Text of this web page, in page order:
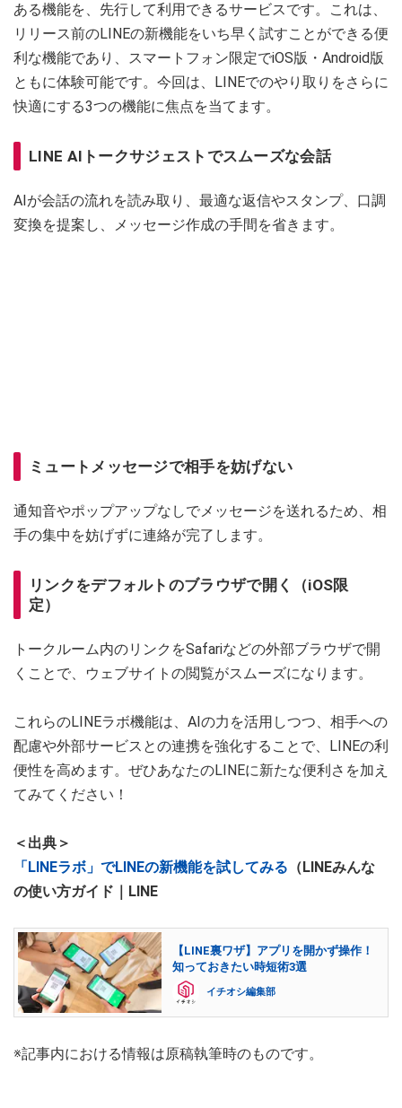
ある機能を、先行して利用できるサービスです。これは、
リリース前のLINEの新機能をいち早く試すことができる便
利な機能であり、スマートフォン限定でiOS版・Android版
ともに体験可能です。今回は、LINEでのやり取りをさらに
快適にする3つの機能に焦点を当てます。
LINE AIトークサジェストでスムーズな会話
AIが会話の流れを読み取り、最適な返信やスタンプ、口調
変換を提案し、メッセージ作成の手間を省きます。
ミュートメッセージで相手を妨げない
通知音やポップアップなしでメッセージを送れるため、相
手の集中を妨げずに連絡が完了します。
リンクをデフォルトのブラウザで開く（iOS限
定）
トークルーム内のリンクをSafariなどの外部ブラウザで開
くことで、ウェブサイトの閲覧がスムーズになります。
これらのLINEラボ機能は、AIの力を活用しつつ、相手への
配慮や外部サービスとの連携を強化することで、LINEの利
便性を高めます。ぜひあなたのLINEに新たな便利さを加え
てみてください！
＜出典＞
「LINEラボ」でLINEの新機能を試してみる （LINEみんな
の使い方ガイド｜LINE
【LINE裏ワザ】アプリを開かず操作！
知っておきたい時短術3選
イチオシ編集部
※記事内における情報は原稿執筆時のものです。